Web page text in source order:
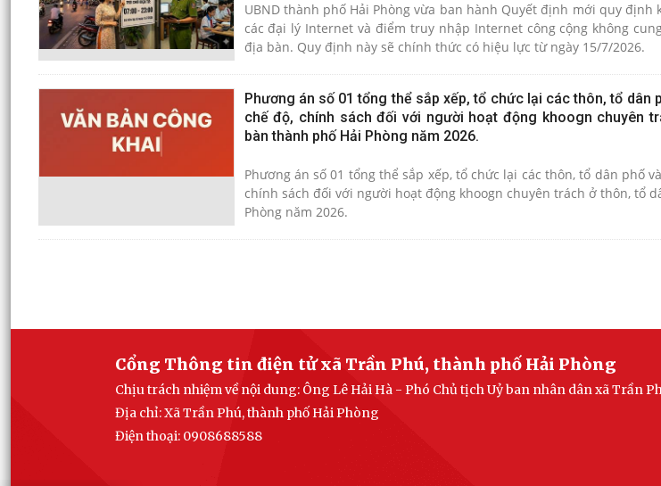
UBND thành phố Hải Phòng vừa ban hành Quyết định mới quy
các đại lý Internet và điểm truy nhập Internet công cộng không
địa bàn. Quy định này sẽ chính thức có hiệu lực từ ngày 15/7/2026.
Phương án số 01 tổng thể sắp xếp, tổ chức lại các thôn, tổ dân
chế độ, chính sách đối với người hoạt động khoogn chuyên
bàn thành phố Hải Phòng năm 2026.
Phương án số 01 tổng thể sắp xếp, tổ chức lại các thôn, tổ dân phố
chính sách đối với người hoạt động khoogn chuyên trách ở thôn, tổ
Phòng năm 2026.
Cổng Thông tin điện tử xã Trần Phú, thành phố Hải Phòng
Chịu trách nhiệm về nội dung: Ông Lê Hải Hà - Phó Chủ tịch Uỷ ban nhân dân xã Trần
Địa chỉ: Xã Trần Phú, thành phố Hải Phòng
Điện thoại: 0908688588